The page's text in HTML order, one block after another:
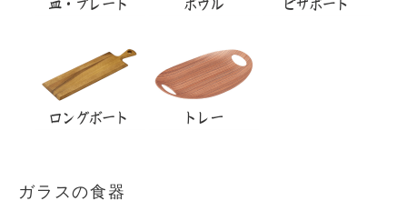
ガラスの食器